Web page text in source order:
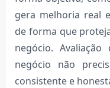
gera melhoria real
de forma que
negócio.
negócio não
consistente e